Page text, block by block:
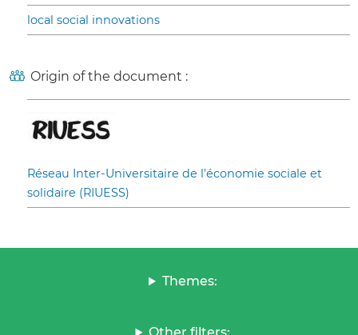
local social innovations
Origin of the document :
Réseau Inter-Universitaire de l’économie sociale et
solidaire (RIUESS)
Themes: